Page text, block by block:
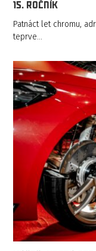
15. ročník
Patnáct let chromu,
teprve…